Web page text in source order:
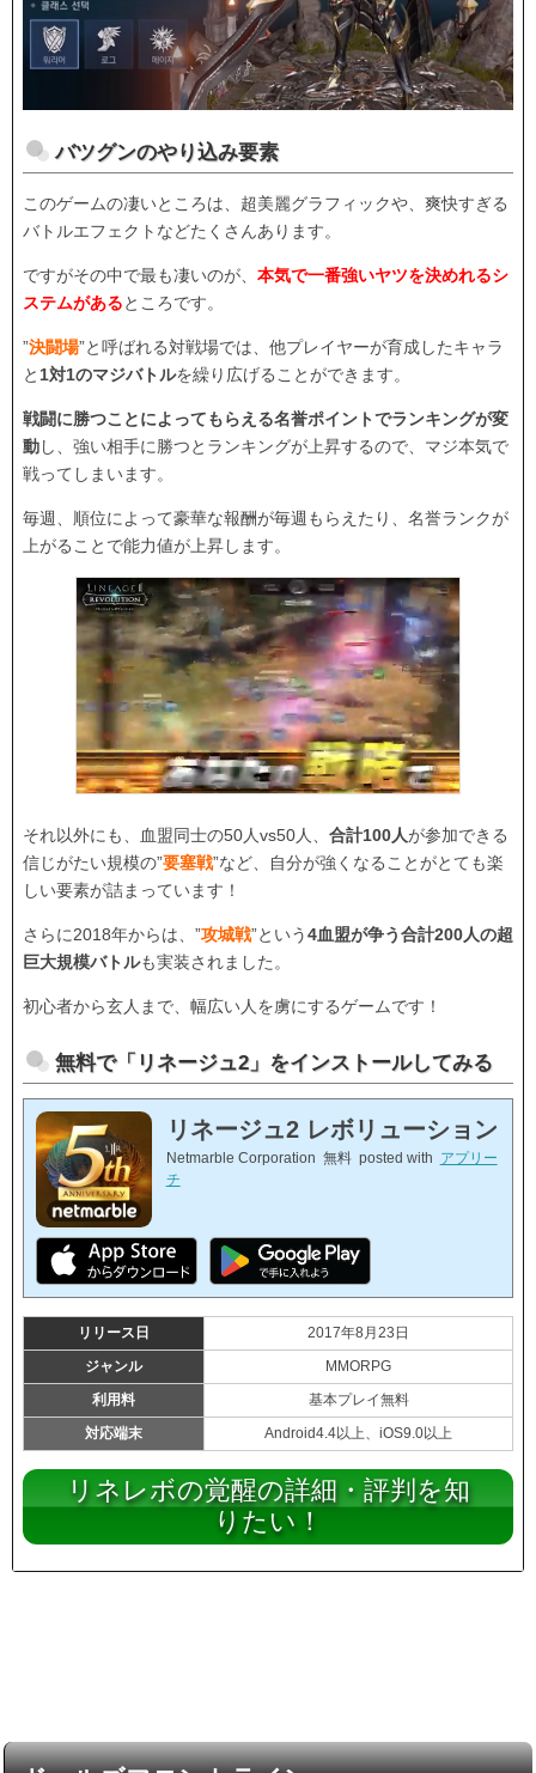
バツグンのやり込み要素
このゲームの凄いところは、超美麗グラフィックや、爽快すぎる
バトルエフェクトなどたくさんあります。
ですがその中で最も凄いのが、 本気で一番強いヤツを決めれるシ
ステムがあるところです。
”決闘場”と呼ばれる対戦場では、他プレイヤーが育成したキャラ
と 1対1のマジバトルを繰り広げることができます。
戦闘に勝つことによってもらえる名誉ポイントでランキングが変
動し、強い相手に勝つと ランキングが上昇するので、マジ本気で
戦ってしまいます。
毎週、順位によって豪華な報酬が毎週もらえたり、 名誉ランクが
上がることで能力値が上昇します。
それ以外にも、 血盟同士の50人vs50人、 合計100人が参加できる
信じがたい規模の”要塞戦”など、自分が強くなることがとても楽
しい要素が詰まっています！
さらに2018年からは、 ”攻城戦”という4血盟が争う合計200人の超
巨大規模バトルも実装されました。
初心者から玄人まで、幅広い人を虜にするゲームです！
無料で「リネージュ2」をインストールしてみる
リネージュ2 レボリューション
Netmarble Corporation 無料 posted with アプリー
チ
リリース日
2017年8月23日
ジャンル
MMORPG
利用料
基本プレイ無料
対応端末
Android4.4以上、iOS9.0以上
リネレボの覚醒の詳細・評判を知
りたい！